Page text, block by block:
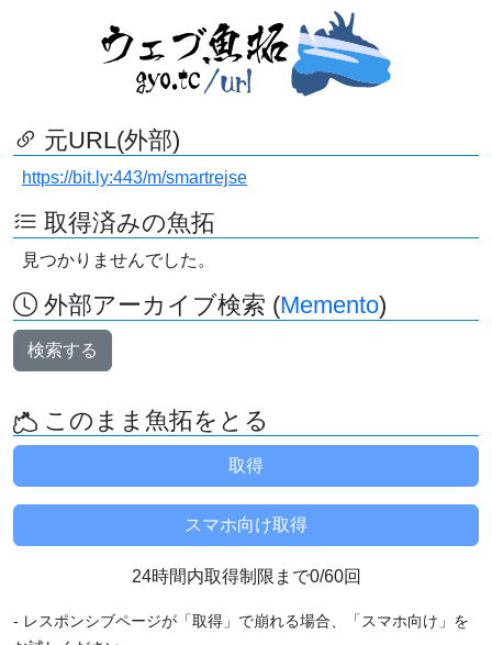
元URL(外部)
https://bit.ly:443/m/smartrejse
取得済みの魚拓
見つかりませんでした。
外部アーカイブ検索 (Memento)
検索する
このまま魚拓をとる
24時間内取得制限まで0/60回
- レスポンシブページが「取得」で崩れる場合、「スマホ向け」を